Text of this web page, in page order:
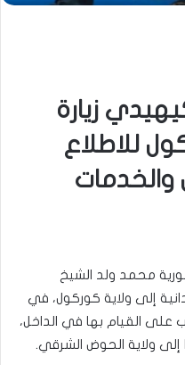
زيارة
للاطلاع
محمد ولد الشيخ
إلى ولاية كوركول، في
على القيام بها في الداخل،
إلى ولاية الحوض الشرقي.